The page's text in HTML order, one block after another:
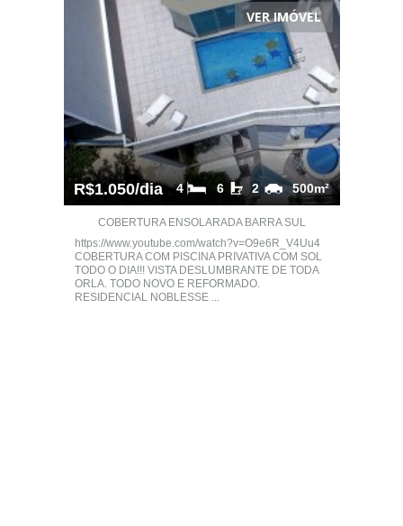
VER IMÓVEL
R$1.050/dia 500m²
2
6
4
COBERTURA ENSOLARADA BARRA SUL
https://www.youtube.com/watch?v=O9e6R_V4Uu4
COBERTURA COM PISCINA PRIVATIVA COM SOL
TODO O DIA!!! VISTA DESLUMBRANTE DE TODA
ORLA. TODO NOVO E REFORMADO.
RESIDENCIAL NOBLESSE ...